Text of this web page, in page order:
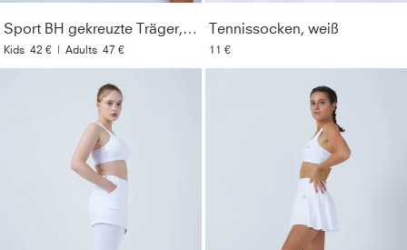
Sonnencremes und Ölen
Material: 91% Polyamid, 9% Elasthan (Lycra®)
Pflegehinweise:
Bei 40° in der Maschine waschbar. Nur
mit ähnlichen Farben waschen. Kein Weichspüler
verwenden. Nicht bügeln.
126593-192
Sport BH gekreuzte Träger, weiß
Kids 42 € | Adults 47 €
Tennissocken, weiß
11 €